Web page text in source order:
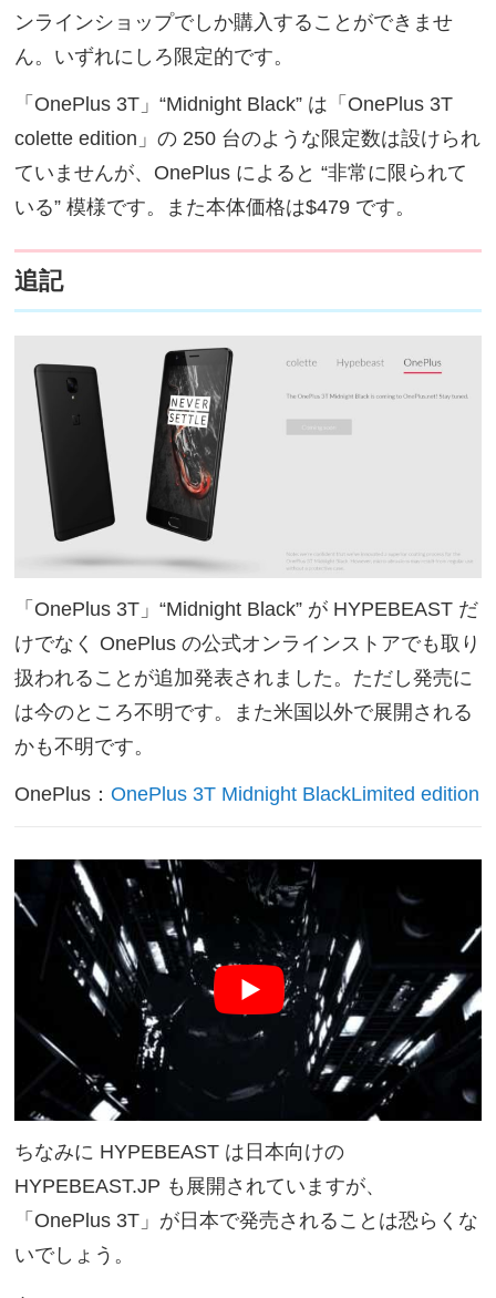
ンラインショップでしか購入することができませ
ん。いずれにしろ限定的です。
「OnePlus 3T」“Midnight Black” は「OnePlus 3T
colette edition」の 250 台のような限定数は設けられ
ていませんが、OnePlus によると “非常に限られて
いる” 模様です。また本体価格は$479 です。
追記
「OnePlus 3T」“Midnight Black” が HYPEBEAST だ
けでなく OnePlus の公式オンラインストアでも取り
扱われることが追加発表されました。ただし発売に
は今のところ不明です。また米国以外で展開される
かも不明です。
OnePlus：OnePlus 3T Midnight BlackLimited edition
ちなみに HYPEBEAST は日本向けの
HYPEBEAST.JP も展開されていますが、
「OnePlus 3T」が日本で発売されることは恐らくな
いでしょう。